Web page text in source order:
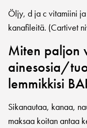
Öljy, d ja c vitamiini
kanafileitä. (Cartivet
Miten paljon
ainesosia/
lemmikkisi
Sikanautaa, kanaa,
maksaa koitan antaa